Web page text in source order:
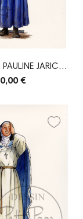
PAULINE JARICOT
€